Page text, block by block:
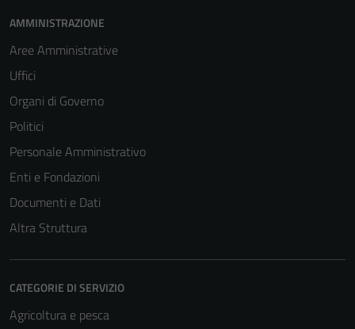
AMMINISTRAZIONE
Aree Amministrative
Uffici
Organi di Governo
Politici
Personale Amministrativo
Enti e Fondazioni
Documenti e Dati
Altra Struttura
CATEGORIE DI SERVIZIO
Agricoltura e pesca